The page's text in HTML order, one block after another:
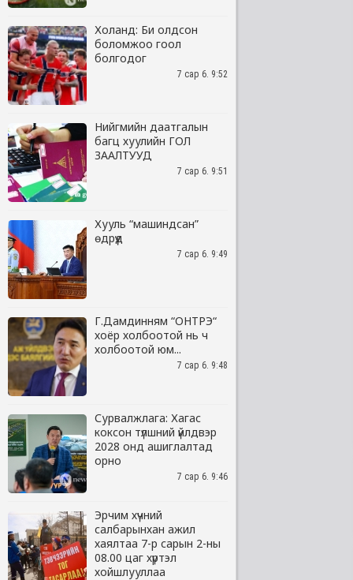
Холанд: Би олдсон
боломжоо гоол
болгодог
7 сар 6. 9:52
Нийгмийн даатгалын
багц хуулийн ГОЛ
ЗААЛТУУД
7 сар 6. 9:51
Хууль “машиндсан”
өдрүүд
7 сар 6. 9:49
Г.Дамдинням “ОНТРЭ“
хоёр холбоотой нь ч
холбоотой юм...
7 сар 6. 9:48
Сурвалжлага: Хагас
коксон түлшний үйлдвэр
2028 онд ашиглалтад
орно
7 сар 6. 9:46
Эрчим хүчний
салбарынхан ажил
хаялтаа 7-р сарын 2-ны
08.00 цаг хүртэл
хойшлууллаа